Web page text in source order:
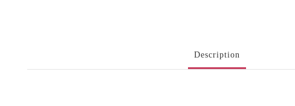
Description